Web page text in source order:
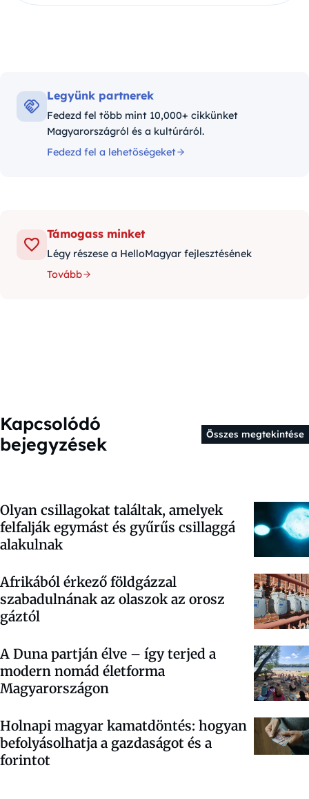
Legyünk partnerek
Fedezd fel több mint 10,000+ cikkünket
Magyarországról és a kultúráról.
Fedezd fel a lehetőségeket
Támogass minket
Légy részese a HelloMagyar fejlesztésének
Tovább
Kapcsolódó
bejegyzések
Összes megtekintése
Olyan csillagokat találtak, amelyek
felfalják egymást és gyűrűs csillaggá
alakulnak
Afrikából érkező földgázzal
szabadulnának az olaszok az orosz
gáztól
A Duna partján élve – így terjed a
modern nomád életforma
Magyarországon
Holnapi magyar kamatdöntés: hogyan
befolyásolhatja a gazdaságot és a
forintot